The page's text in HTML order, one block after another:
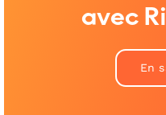
avec
En